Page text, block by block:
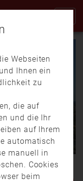
–
Webseiten
Ihnen ein
zu
die auf
und die Ihr
auf Ihrem
automatisch
manuell in
Cookies
beim